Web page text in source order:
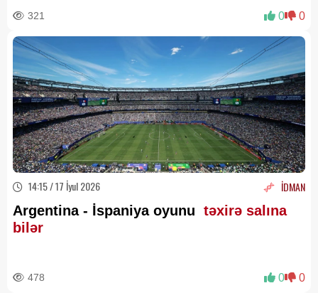
321 0 0
14:15 / 17 İyul 2026 İDMAN
Argentina - İspaniya oyunu təxirə salına
bilər
478 0 0